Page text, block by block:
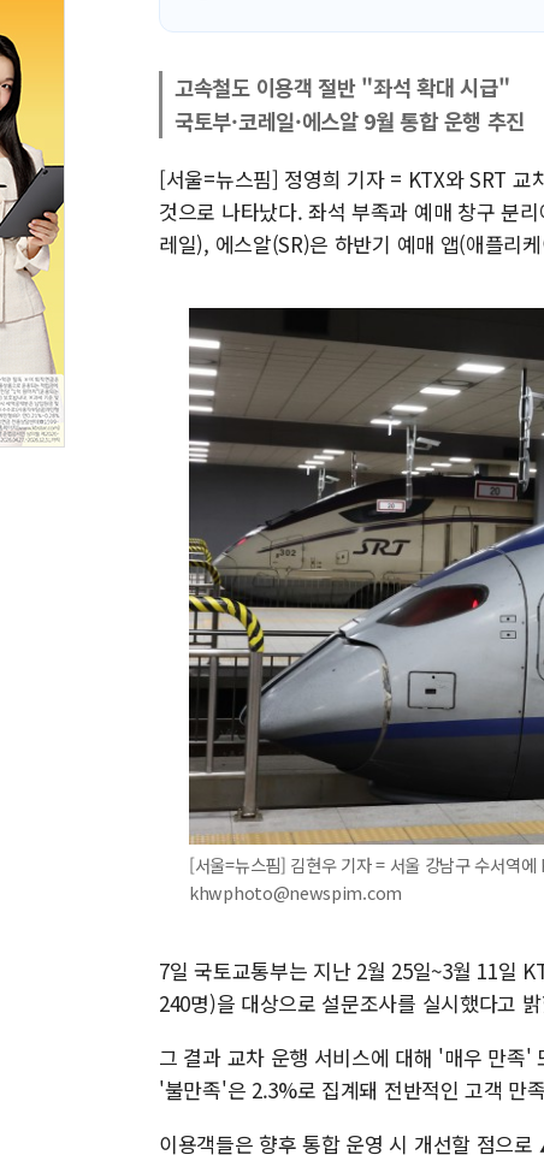
고속철도 이용객 절반 "좌석 확대 시급"
국토부·코레일·에스알 9월 통합 운행 추진
[서울=뉴스핌] 정영희 기자 = KTX와 SRT 교
것으로 나타났다. 좌석 부족과 예매 창구 분
레일), 에스알(SR)은 하반기 예매 앱(애플리
[서울=뉴스핌] 김현우 기자 = 서울 강남구 수서역
khwphoto@newspim.com
7일 국토교통부는 지난 2월 25일~3월 11일
240명)을 대상으로 설문조사를 실시했다고
그 결과 교차 운행 서비스에 대해 '매우 만
'불만족'은 2.3%로 집계돼 전반적인 고객 만
이용객들은 향후 통합 운영 시 개선할 점으